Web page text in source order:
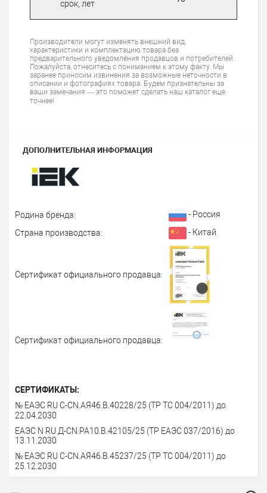
срок, лет
Производители могут изменять внешний вид,
характеристики и комплектацию товара без
предварительного уведомления продавцов и потребителей.
Пожалуйста, отнеситесь с пониманием к этому факту. Мы
заранее приносим извинения за возможные неточности в
описании и фотографиях товара. Будем признательны за
ваши замечания — это поможет сделать наш каталог еще
точнее!
ДОПОЛНИТЕЛЬНАЯ ИНФОРМАЦИЯ
Родина бренда:
- Россия
Страна производства:
- Китай
Сертификат официального продавца:
Сертификат официального продавца:
СЕРТИФИКАТЫ:
№ ЕАЭС RU C-CN.АЯ46.В.40228/25 (ТР ТС 004/2011) до
22.04.2030
ЕАЭС N RU Д-CN.PA10.В.42105/25 (ТР ЕАЭС 037/2016) до
13.11.2030
№ ЕАЭС RU C-CN.АЯ46.В.45237/25 (ТР ТС 004/2011) до
25.12.2030